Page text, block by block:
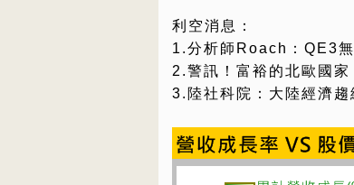
利空消息：
1.分析師Roach：QE3
2.警訊！富裕的北歐國
3.陸社科院：大陸經濟